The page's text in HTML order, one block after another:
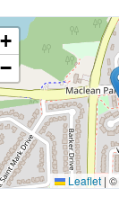
+
−
Leaflet | ©